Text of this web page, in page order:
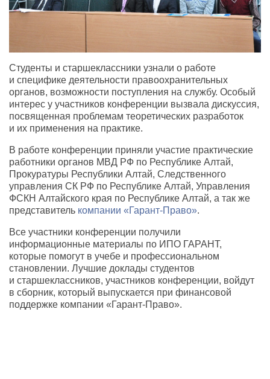
Студенты и старшеклассники узнали о работе
и специфике деятельности правоохранительных
органов, возможности поступления на службу. Особый
интерес у участников конференции вызвала дискуссия,
посвященная проблемам теоретических разработок
и их применения на практике.
В работе конференции приняли участие практические
работники органов МВД РФ по Республике Алтай,
Прокуратуры Республики Алтай, Следственного
управления СК РФ по Республике Алтай, Управления
ФСКН Алтайского края по Республике Алтай, а так же
представитель компании «Гарант-Право».
Все участники конференции получили
информационные материалы по ИПО ГАРАНТ,
которые помогут в учебе и профессиональном
становлении. Лучшие доклады студентов
и старшеклассников, участников конференции, войдут
в сборник, который выпускается при финансовой
поддержке компании «Гарант-Право».